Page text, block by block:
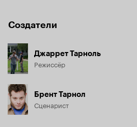
Создатели
Джаррет Тарноль
Режиссёр
Брент Тарнол
Сценарист